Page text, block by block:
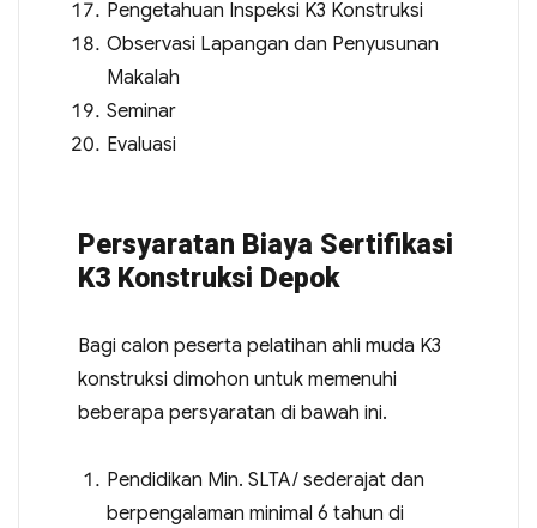
Pengetahuan Inspeksi K3 Konstruksi
Observasi Lapangan dan Penyusunan
Makalah
Seminar
Evaluasi
Persyaratan Biaya Sertifikasi
K3 Konstruksi Depok
Bagi calon peserta pelatihan ahli muda K3
konstruksi dimohon untuk memenuhi
beberapa persyaratan di bawah ini.
Pendidikan Min. SLTA/ sederajat dan
berpengalaman minimal 6 tahun di